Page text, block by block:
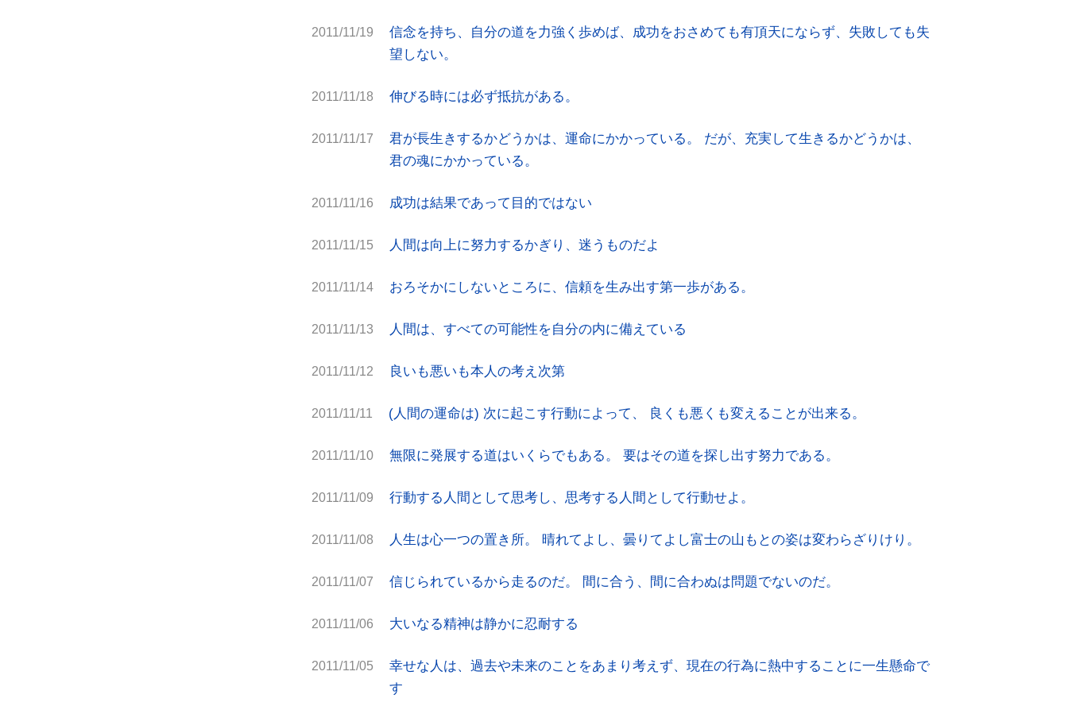
2011/11/19
信念を持ち、自分の道を力強く歩めば、成功をおさめても有頂天にならず、失敗しても失
望しない。
2011/11/18 伸びる時には必ず抵抗がある。
2011/11/17
君が長生きするかどうかは、運命にかかっている。 だが、充実して生きるかどうかは、
君の魂にかかっている。
2011/11/16 成功は結果であって目的ではない
2011/11/15 人間は向上に努力するかぎり、迷うものだよ
2011/11/14 おろそかにしないところに、信頼を生み出す第一歩がある。
2011/11/13 人間は、すべての可能性を自分の内に備えている
2011/11/12 良いも悪いも本人の考え次第
2011/11/11 (人間の運命は) 次に起こす行動によって、 良くも悪くも変えることが出来る。
2011/11/10 無限に発展する道はいくらでもある。 要はその道を探し出す努力である。
2011/11/09 行動する人間として思考し、思考する人間として行動せよ。
2011/11/08 人生は心一つの置き所。 晴れてよし、曇りてよし富士の山もとの姿は変わらざりけり。
2011/11/07 信じられているから走るのだ。 間に合う、間に合わぬは問題でないのだ。
2011/11/06 大いなる精神は静かに忍耐する
2011/11/05
幸せな人は、過去や未来のことをあまり考えず、現在の行為に熱中することに一生懸命で
す